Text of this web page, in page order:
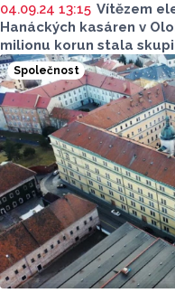
04.09.24 13:15 Vítězem
Hanáckých kasáren v
milionu korun stala
podnikatel Richard
skupiny Petr Hlávka.
kasáren v devátém kole
se přihlásili dva zájemci,
zastupování státu ve
městu Olomouc, kraji a
dorovnat vítěznou
se snažil Hanácké
Společnost